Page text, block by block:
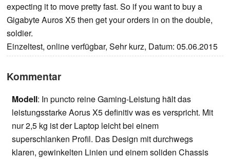
expecting it to move pretty fast. So if you want to buy a
Gigabyte Auros X5 then get your orders in on the double,
soldier.
Einzeltest, online verfügbar, Sehr kurz, Datum: 05.06.2015
Kommentar
Modell: In puncto reine Gaming-Leistung hält das
leistungsstarke Aorus X5 definitiv was es verspricht. Mit
nur 2,5 kg ist der Laptop leicht bei einem
superschlanken Profil. Das Design mit durchwegs
klaren, gewinkelten Linien und einem soliden Chassis